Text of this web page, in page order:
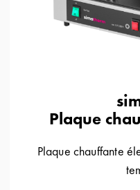
Plaque
Plaque chauffante